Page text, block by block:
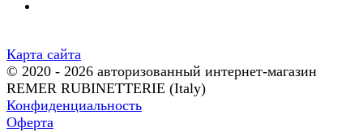
Карта сайта
© 2020 - 2026 авторизованный интернет-магазин
REMER RUBINETTERIE (Italy)
Конфиденциальность
Оферта